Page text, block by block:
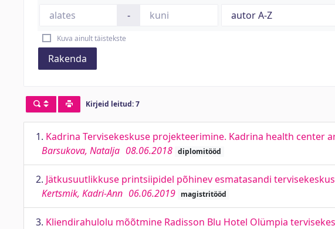
-
Kuva ainult täistekste
Rakenda
Kirjeid leitud: 7
1. Kadrina Tervisekeskuse projekteerimine. Kadrina health center
Barsukova, Natalja 08.06.2018 diplomitööd
2. Jätkusuutlikkuse printsiipidel põhinev esmatasandi
Kertsmik, Kadri-Ann 06.06.2019 magistritööd
3. Kliendirahulolu mõõtmine Radisson Blu Hotel Olümpia